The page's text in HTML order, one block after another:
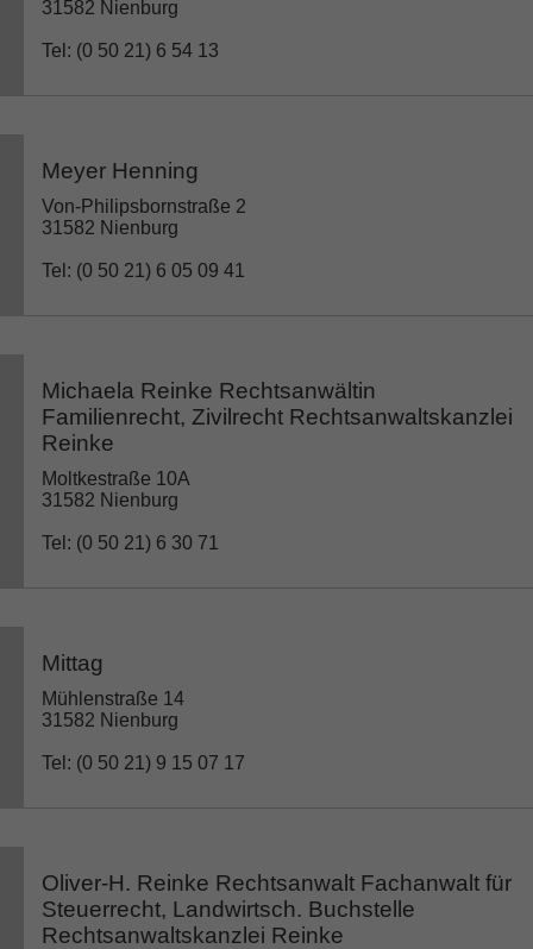
31582 Nienburg
Tel: (0 50 21) 6 54 13
Meyer Henning
Von-Philipsbornstraße 2
31582 Nienburg
Tel: (0 50 21) 6 05 09 41
Michaela Reinke Rechtsanwältin
Familienrecht, Zivilrecht Rechtsanwaltskanzlei
Reinke
Moltkestraße 10A
31582 Nienburg
Tel: (0 50 21) 6 30 71
Mittag
Mühlenstraße 14
31582 Nienburg
Tel: (0 50 21) 9 15 07 17
Oliver-H. Reinke Rechtsanwalt Fachanwalt für
Steuerrecht, Landwirtsch. Buchstelle
Rechtsanwaltskanzlei Reinke